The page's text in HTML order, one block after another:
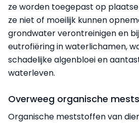
ze worden toegepast op
ze niet of moeilijk kunnen
grondwater verontreinigen en
eutrofiëring in waterlichamen,
schadelijke algenbloei en
waterleven.
Overweeg organische
Organische meststoffen van